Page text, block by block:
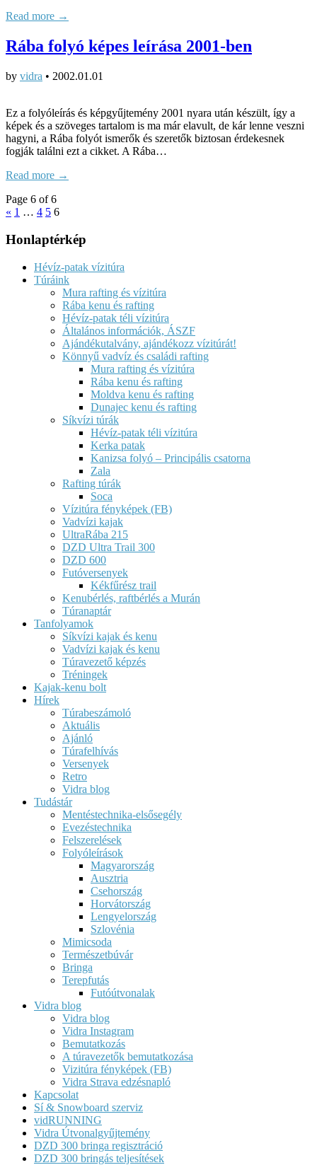
Read more →
Rába folyó képes leírása 2001-ben
by vidra • 2002.01.01
Ez a folyóleírás és képgyűjtemény 2001 nyara után készült, így a
képek és a szöveges tartalom is ma már elavult, de kár lenne veszni
hagyni, a Rába folyót ismerők és szeretők biztosan érdekesnek
fogják találni ezt a cikket. A Rába…
Read more →
Page 6 of 6
« 1 … 4 5 6
Honlaptérkép
Hévíz-patak vízitúra
Túráink
Mura rafting és vízitúra
Rába kenu és rafting
Hévíz-patak téli vízitúra
Általános információk, ÁSZF
Ajándékutalvány, ajándékozz vízitúrát!
Könnyű vadvíz és családi rafting
Mura rafting és vízitúra
Rába kenu és rafting
Moldva kenu és rafting
Dunajec kenu és rafting
Síkvízi túrák
Hévíz-patak téli vízitúra
Kerka patak
Kanizsa folyó – Principális csatorna
Zala
Rafting túrák
Soca
Vízitúra fényképek (FB)
Vadvízi kajak
UltraRába 215
DZD Ultra Trail 300
DZD 600
Futóversenyek
Kékfűrész trail
Kenubérlés, raftbérlés a Murán
Túranaptár
Tanfolyamok
Síkvízi kajak és kenu
Vadvízi kajak és kenu
Túravezető képzés
Tréningek
Kajak-kenu bolt
Hírek
Túrabeszámoló
Aktuális
Ajánló
Túrafelhívás
Versenyek
Retro
Vidra blog
Tudástár
Mentéstechnika-elsősegély
Evezéstechnika
Felszerelések
Folyóleírások
Magyarország
Ausztria
Csehország
Horvátország
Lengyelország
Szlovénia
Mimicsoda
Természetbúvár
Bringa
Terepfutás
Futóútvonalak
Vidra blog
Vidra blog
Vidra Instagram
Bemutatkozás
A túravezetők bemutatkozása
Vizitúra fényképek (FB)
Vidra Strava edzésnapló
Kapcsolat
Sí & Snowboard szerviz
vidRUNNING
Vidra Útvonalgyűjtemény
DZD 300 bringa regisztráció
DZD 300 bringás teljesítések